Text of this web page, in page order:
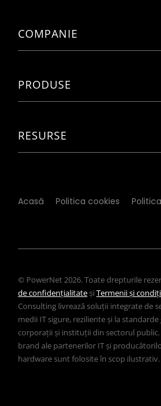
COMPANIE
PRODUSE
RESURSE
Acasă Politica cookies
© PowerNet 2026. Toate drepturile
de confidențialitateși Termenii și
Consulting livrează soluții integrate de
medii IT sigure, reziliente și la
corporații și instituții din sectorul public.
brand ale partenerilor IT și
hardware sunt folosite în scop ilustrativ.